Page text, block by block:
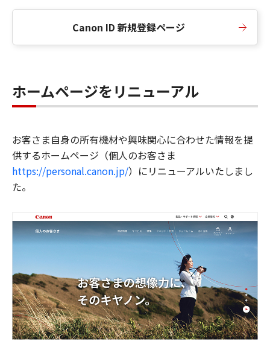
Canon ID 新規登録ページ
ホームページをリニューアル
お客さま自身の所有機材や興味関心に合わせた情報を提
供するホームページ（個人のお客さま
https://personal.canon.jp/）にリニューアルいたしまし
た。